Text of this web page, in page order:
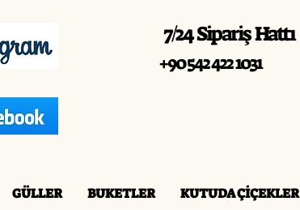
7/24 Sipariş Hattı
+90 542 422 1031
GÜLLER BUKETLER KUTUDA ÇİÇEKLER